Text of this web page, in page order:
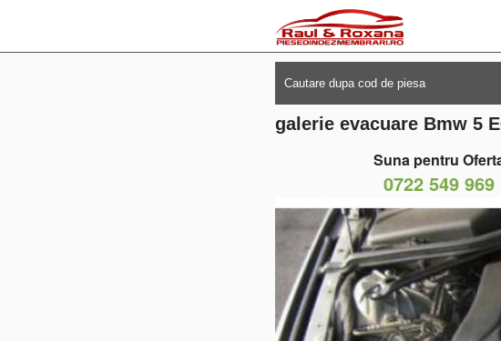
galerie evacuare Bmw 5
Suna pentru
0722 549 969